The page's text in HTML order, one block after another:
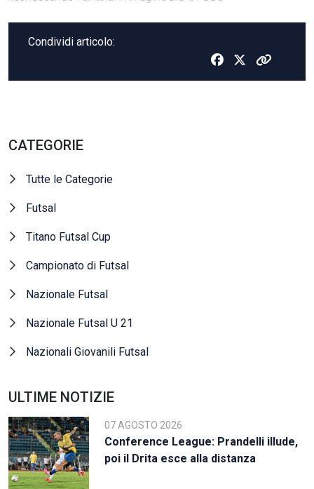
Condividi articolo:
CATEGORIE
Tutte le Categorie
Futsal
Titano Futsal Cup
Campionato di Futsal
Nazionale Futsal
Nazionale Futsal U 21
Nazionali Giovanili Futsal
ULTIME NOTIZIE
07 AGOSTO 2026
Conference League: Prandelli illude,
poi il Drita esce alla distanza